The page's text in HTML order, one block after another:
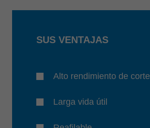
SUS VENTAJAS
Alto rendimiento de corte
Larga vida útil